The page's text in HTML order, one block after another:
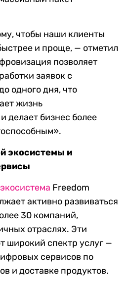
чтобы наши клиенты
и проще, — отметил
позволяет
заявок с
одного дня, что
жизнь
делает бизнес более
экосистемы и
экосистема Freedom
активно развиваться
30 компаний,
отраслях. Эти
широкий спектр услуг —
сервисов по
и доставке продуктов.